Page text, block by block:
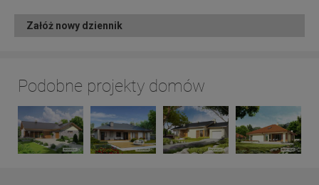
Załóż nowy dziennik
Podobne projekty domów